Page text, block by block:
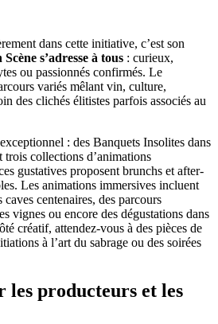
dans cette initiative, c’est son
s’adresse à tous : curieux,
ou passionnés confirmés. Le
variés mêlant vin, culture,
des clichés élitistes parfois associés au
: des Banquets Insolites dans
trois collections d’animations
gustatives proposent brunchs et after-
Les animations immersives incluent
caves centenaires, des parcours
vignes ou encore des dégustations dans
créatif, attendez-vous à des pièces de
à l’art du sabrage ou des soirées
les producteurs et les